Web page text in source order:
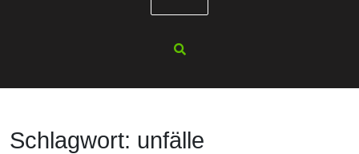
Schlagwort: unfälle